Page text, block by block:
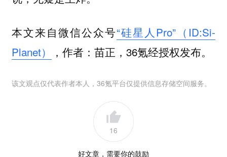
本文来自微信公众号“硅星人Pro”（ID:Si-
Planet）
，作者：苗正，36氪经授权发布。
该文观点仅代表作者本人，36氪平台仅提供信息存储空间服务。
16
好文章，需要你的鼓励